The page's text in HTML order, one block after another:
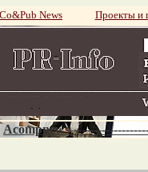
Со&Pub News Проекты и